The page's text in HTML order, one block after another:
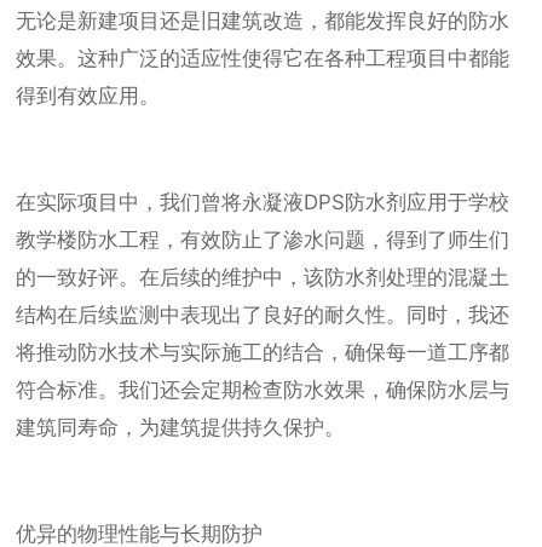
无论是新建项目还是旧建筑改造，都能发挥良好的防水
效果。这种广泛的适应性使得它在各种工程项目中都能
得到有效应用。
在实际项目中，我们曾将永凝液DPS防水剂应用于学校
教学楼防水工程，有效防止了渗水问题，得到了师生们
的一致好评。在后续的维护中，该防水剂处理的混凝土
结构在后续监测中表现出了良好的耐久性。同时，我还
将推动防水技术与实际施工的结合，确保每一道工序都
符合标准。我们还会定期检查防水效果，确保防水层与
建筑同寿命，为建筑提供持久保护。
优异的物理性能与长期防护